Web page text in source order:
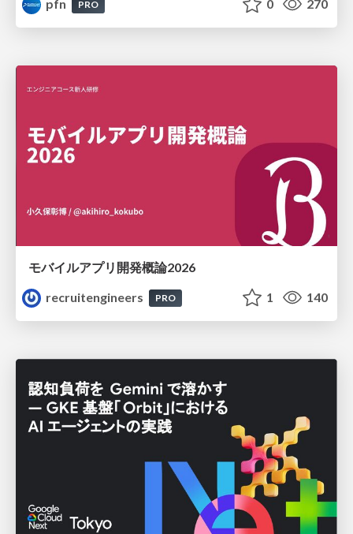
pfn PRO 0 270
モバイルアプリ開発概論2026
recruitengineers
PRO 1 140